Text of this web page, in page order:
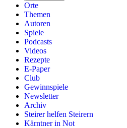
Orte
Themen
Autoren
Spiele
Podcasts
Videos
Rezepte
E-Paper
Club
Gewinnspiele
Newsletter
Archiv
Steirer helfen Steirern
Kärntner in Not